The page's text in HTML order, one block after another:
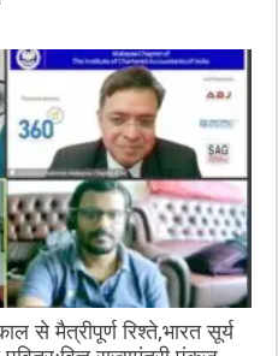
से मैत्रीपूर्ण रिश्ते,भारत सूर्य